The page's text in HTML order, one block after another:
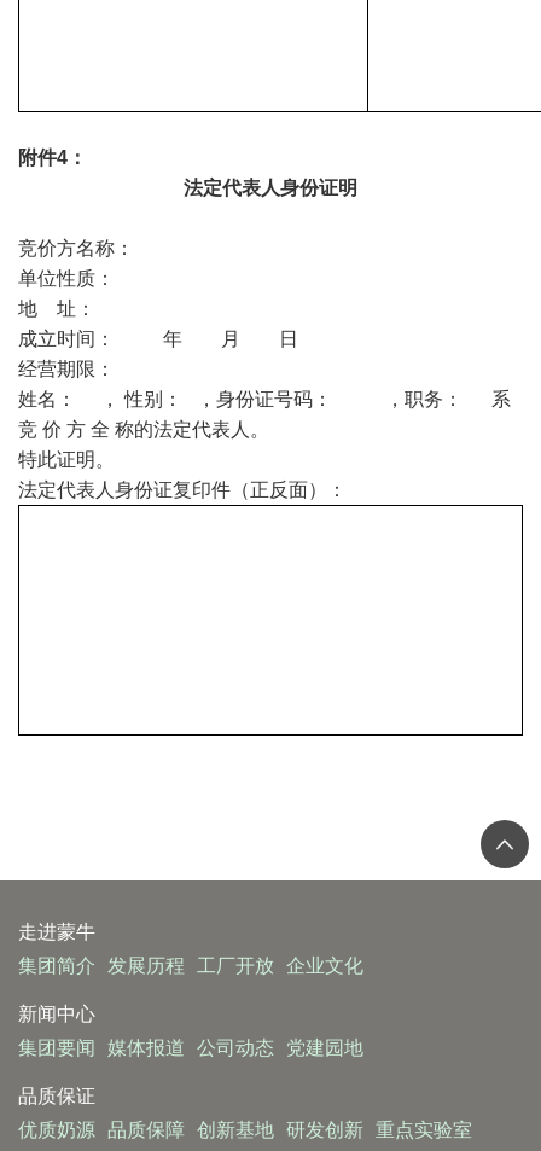
附件4：
法定代表人身份证明
竞价方名称：
单位性质：
地 址：
成立时间： 年 月 日
经营期限：
姓名： ， 性别： ，身份证号码： ，职务： 系
竞 价 方 全 称的法定代表人。
特此证明。
法定代表人身份证复印件（正反面）：
走进蒙牛
集团简介
发展历程 工厂开放 企业文化
新闻中心
集团要闻
媒体报道 公司动态 党建园地
品质保证
优质奶源
品质保障 创新基地 研发创新 重点实验室